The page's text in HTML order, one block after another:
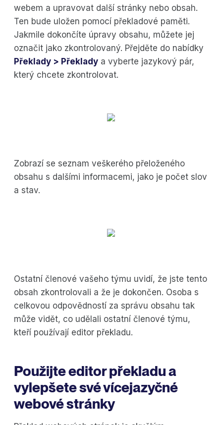
webem a upravovat další stránky nebo obsah.
Ten bude uložen pomocí překladové paměti.
Jakmile dokončíte úpravy obsahu, můžete jej
označit jako zkontrolovaný. Přejděte do nabídky
Překlady > Překlady a vyberte jazykový pár,
který chcete zkontrolovat.
Zobrazí se seznam veškerého přeloženého
obsahu s dalšími informacemi, jako je počet slov
a stav.
Ostatní členové vašeho týmu uvidí, že jste tento
obsah zkontrolovali a že je dokončen. Osoba s
celkovou odpovědností za správu obsahu tak
může vidět, co udělali ostatní členové týmu,
kteří používají editor překladu.
Použijte editor překladu a
vylepšete své vícejazyčné
webové stránky